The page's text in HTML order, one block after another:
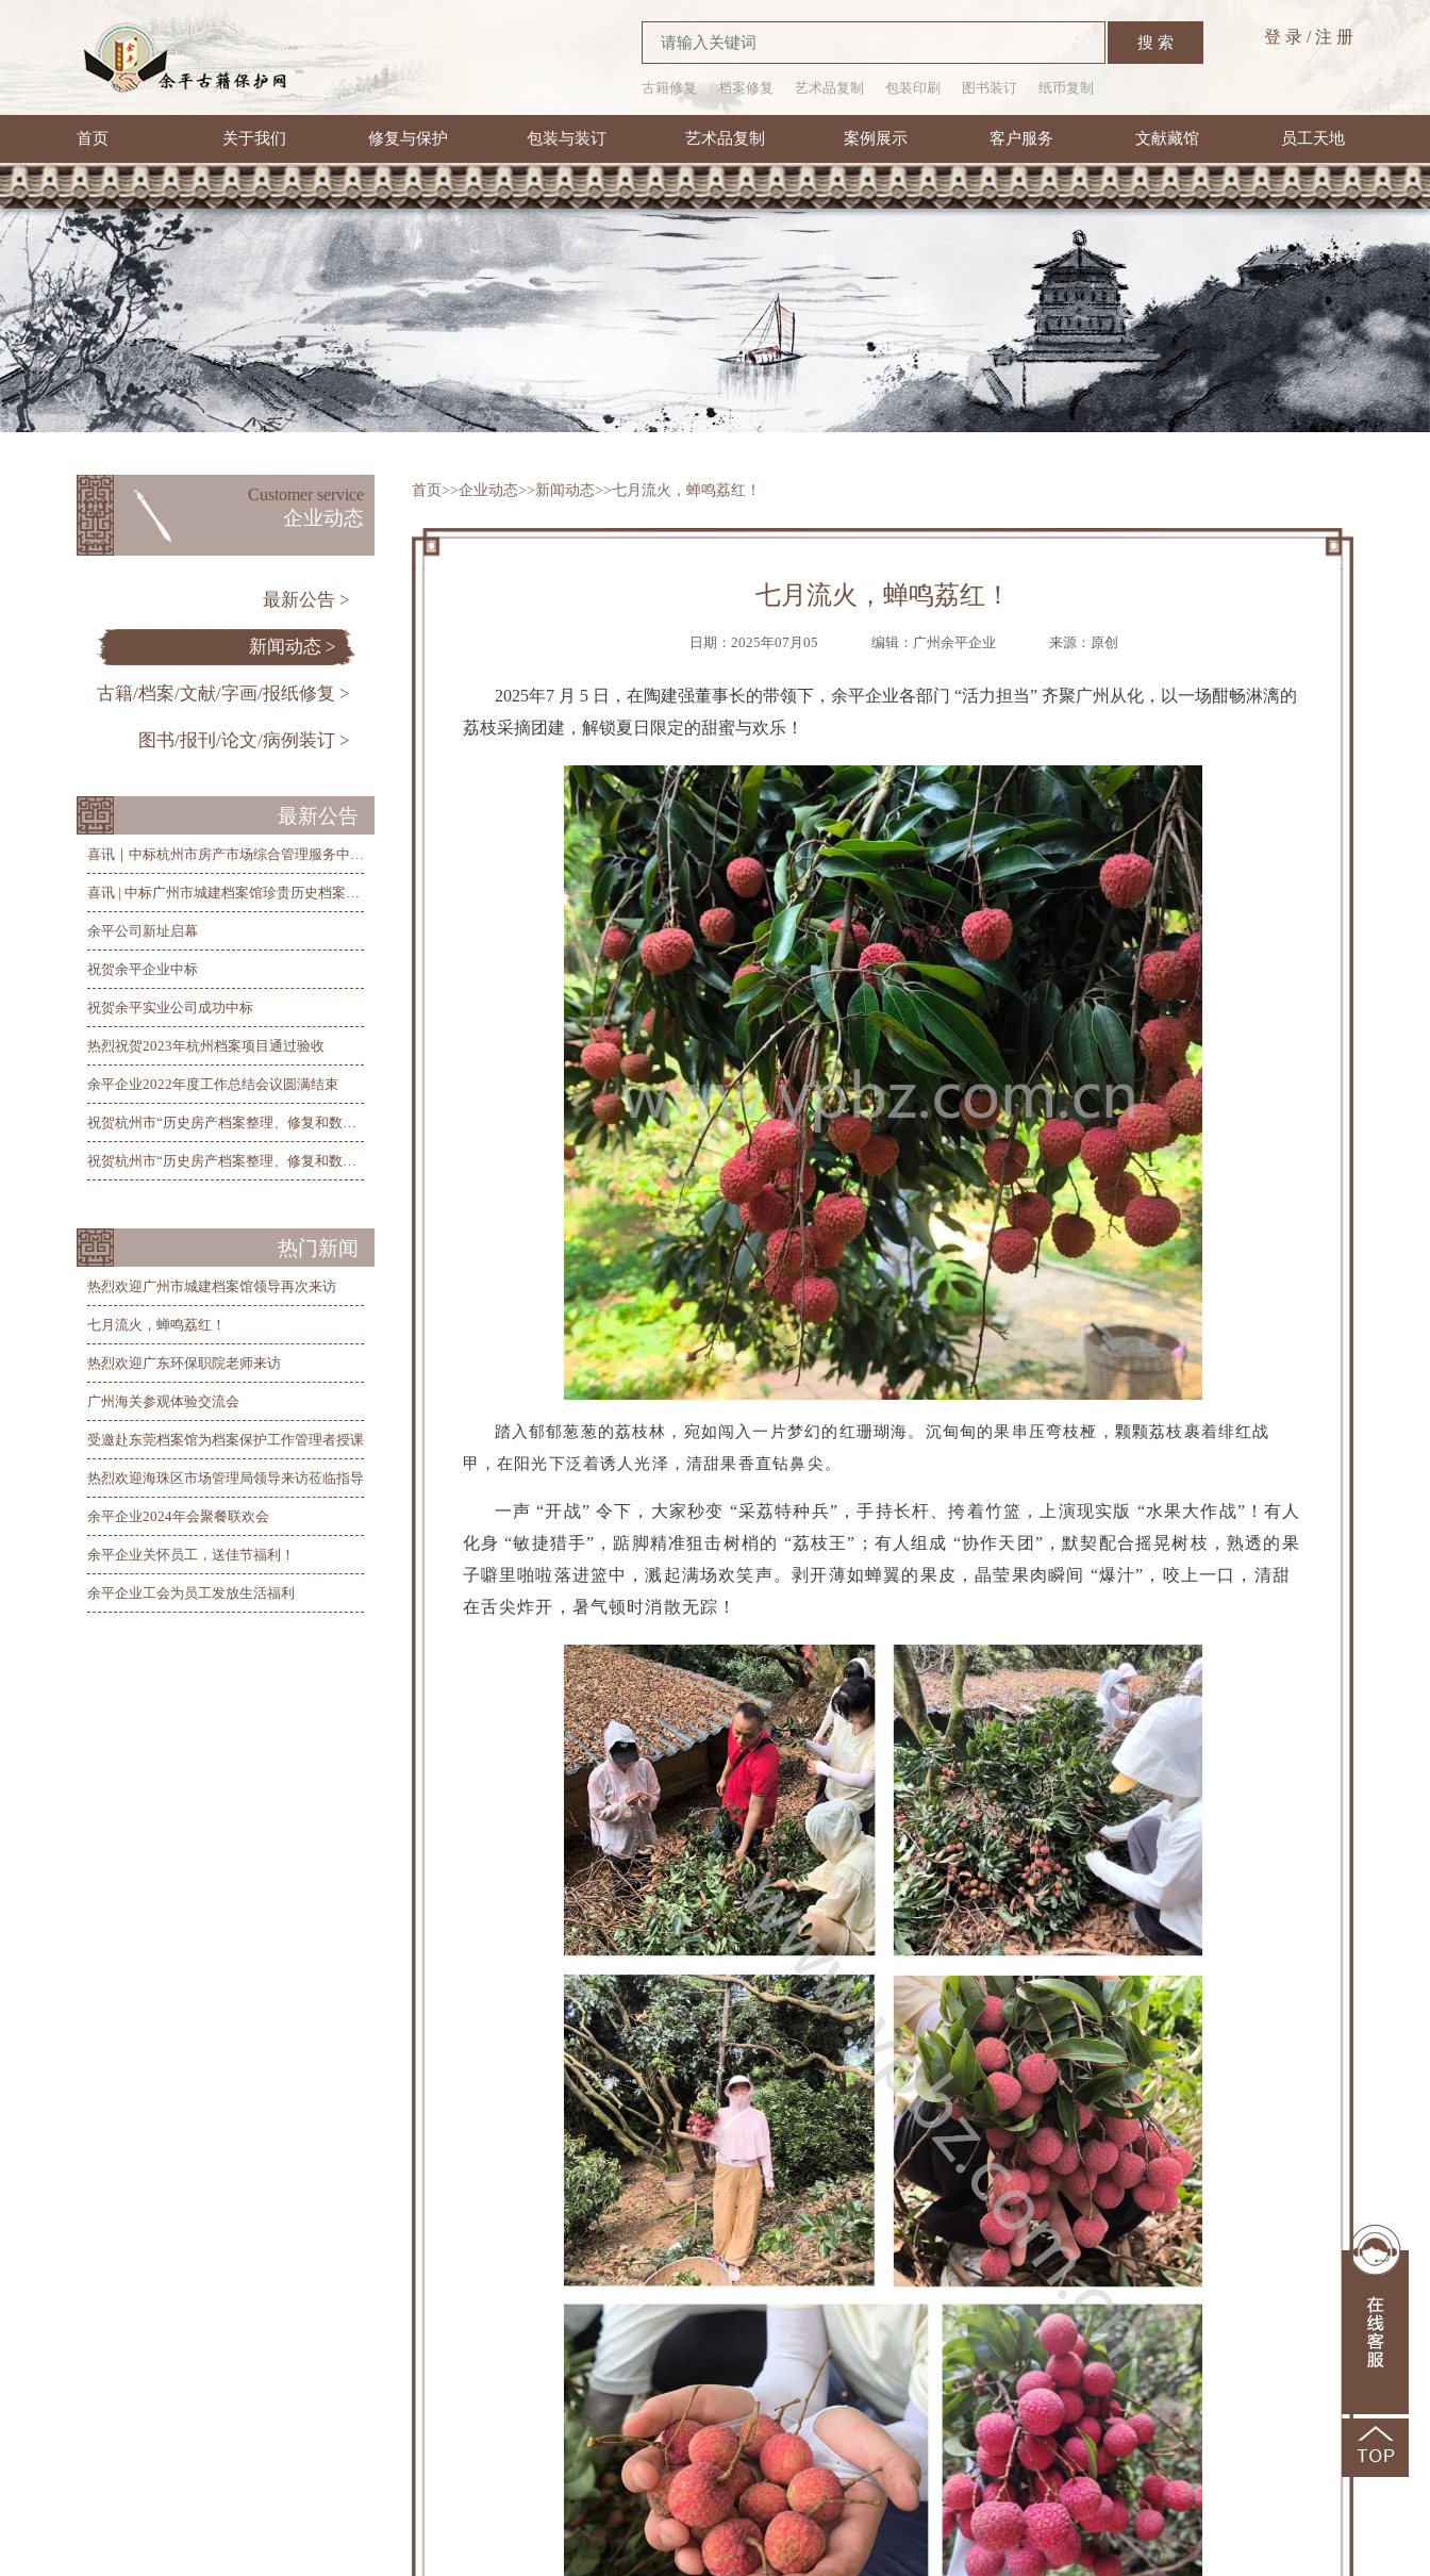
搜 索
古籍修复 档案修复 艺术品复制 包装印刷 图书装订 纸币复制
登 录 /注 册
首页 关于我们 修复与保护 包装与装订 艺术品复制 案例展示 客户服务 文献藏馆 员工天地
Customer service
企业动态
最新公告 >
新闻动态 >
古籍/档案/文献/字画/报纸修复 >
图书/报刊/论文/病例装订 >
最新公告
喜讯｜中标杭州市房产市场综合管理服务中心历史房产档案整理、修复和数字化项目
喜讯 | 中标广州市城建档案馆珍贵历史档案抢救修复及数字化项目
余平公司新址启幕
祝贺余平企业中标
祝贺余平实业公司成功中标
热烈祝贺2023年杭州档案项目通过验收
余平企业2022年度工作总结会议圆满结束
祝贺杭州市“历史房产档案整理、修复和数字化”项目总验收圆满完工
祝贺杭州市“历史房产档案整理、修复和数字化”项目第三阶段线上验收圆满完成
热门新闻
热烈欢迎广州市城建档案馆领导再次来访
七月流火，蝉鸣荔红！
热烈欢迎广东环保职院老师来访
广州海关参观体验交流会
受邀赴东莞档案馆为档案保护工作管理者授课
热烈欢迎海珠区市场管理局领导来访莅临指导
余平企业2024年会聚餐联欢会
余平企业关怀员工，送佳节福利！
余平企业工会为员工发放生活福利
首页>>企业动态>>新闻动态>>七月流火，蝉鸣荔红！
七月流火，蝉鸣荔红！
日期：2025年07月05 编辑：广州余平企业 来源：原创
2025年7 月 5 日，在陶建强董事长的带领下，余平企业各部门 “活力担当” 齐聚广州从化，以一场酣畅淋漓的
荔枝采摘团建，解锁夏日限定的甜蜜与欢乐！
踏入郁郁葱葱的荔枝林，宛如闯入一片梦幻的红珊瑚海。沉甸甸的果串压弯枝桠，颗颗荔枝裹着绯红战
甲，在阳光下泛着诱人光泽，清甜果香直钻鼻尖。
一声 “开战” 令下，大家秒变 “采荔特种兵”，手持长杆、挎着竹篮，上演现实版 “水果大作战”！有人
化身 “敏捷猎手”，踮脚精准狙击树梢的 “荔枝王”；有人组成 “协作天团”，默契配合摇晃树枝，熟透的果
子噼里啪啦落进篮中，溅起满场欢笑声。剥开薄如蝉翼的果皮，晶莹果肉瞬间 “爆汁”，咬上一口，清甜
在舌尖炸开，暑气顿时消散无踪！